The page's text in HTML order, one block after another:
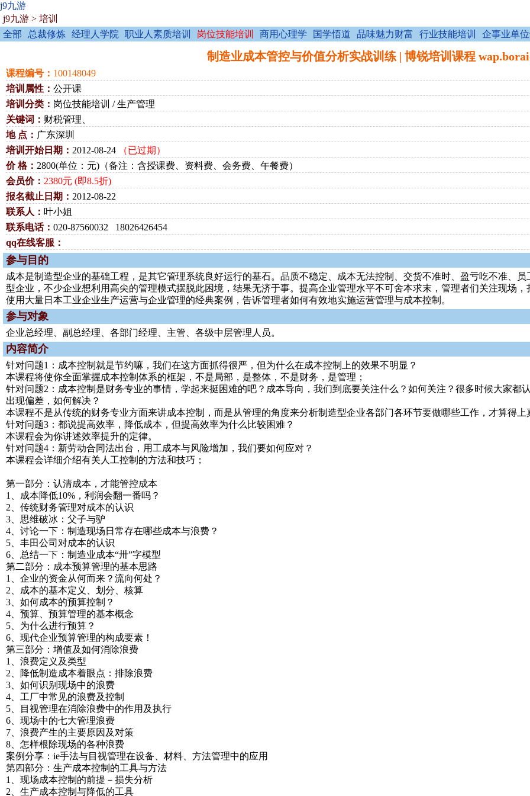
j9九游
j9九游 > 培训
全部
总裁修炼 经理人学院 职业人素质培训 岗位技能培训 商用心理学 国学悟道 品味魅力财富 行业技能培训 企事业单
制造业成本管控与价值分析实战训练 | 博锐培训课程
课程编号： 100148049
培训属性： 公开课
培训分类： 岗位技能培训 / 生产管理
关键词： 财税管理、
地 点： 广东深圳
培训开始日期： 2012-08-24
（已过期）
价 格： 2800(单位：元)（备注：含授课费、资料费、会务费、午餐费）
会员价： 2380元 (即8.5折)
报名截止日期： 2012-08-22
联系人： 叶小姐
联系电话： 020-87560032 18026426454
qq在线客服：
参与目的
成本是制造型企业的基础工程，是其它管理系统良好运行的基石。品质不稳定、成本无法控制、交货不准时、盈亏吃不准、
型企业，不少企业想利用高尖的管理模式摆脱此困境，结果无济于事。提高企业管理水平不可舍本求末，管理者们关注现场
使用大量日本工业企业生产运营与企业管理的经典案例，告诉管理者如何有效地实施运营管理与成本控制。
参与对象
企业总经理、副总经理、各部门经理、主管、各级中层管理人员。
内容简介
针对问题1：成本控制就是节约嘛，我们在这方面抓得很严，但为什么在成本控制上的效果不明显？
本课程将使你全面掌握成本控制体系的框架，不是局部，是整体，不是财务，是管理；
针对问题2：成本控制是财务专业的事情，学起来挺困难的吧？成本导向，我们到底要关注什么？如何关注？很多时候大家都
出现偏差，如何解决？
本课程不是从传统的财务专业方面来讲成本控制，而是从管理的角度来分析制造型企业各部门各环节要做哪些工作，才算得上
针对问题3：都说提高效率，降低成本，但提高效率为什么比较困难？
本课程会为你讲述效率提升的定律。
针对问题4：新劳动合同法出台，用工成本与风险增加，我们要如何应对？
本课程会详细介绍有关人工控制的方法和技巧；
第一部分：认清成本，才能管控成本
1、成本降低10%，利润会翻一番吗？
2、传统财务管理对成本的认识
3、思维破冰：父子与驴
4、讨论一下：制造现场日常存在哪些成本与浪费？
5、丰田公司对成本的认识
6、总结一下：制造业成本“卅”字模型
第二部分：成本预算管理的基本思路
1、企业的资金从何而来？流向何处？
2、成本的基本定义、划分、核算
3、如何成本的预算控制？
4、预算、预算管理的基本概念
5、为什么进行预算？
6、现代企业预算管理的构成要素！
第三部分：增值及如何消除浪费
1、浪费定义及类型
2、降低制造成本着眼点：排除浪费
3、如何识别现场中的浪费
4、工厂中常见的浪费及控制
5、目视管理在消除浪费中的作用及执行
6、现场中的七大管理浪费
7、浪费产生的主要原因及对策
8、怎样根除现场的各种浪费
案例分享：ie手法与目视管理在设备、材料、方法管理中的应用
第四部分：生产成本控制的工具与方法
1、现场成本控制的前提－损失分析
2、生产成本控制与降低的工具